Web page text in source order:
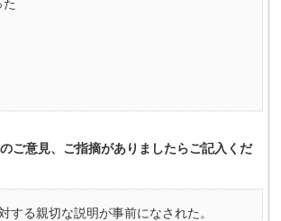
た
ご意見、ご指摘がありましたらご記入くだ
する親切な説明が事前になされた。